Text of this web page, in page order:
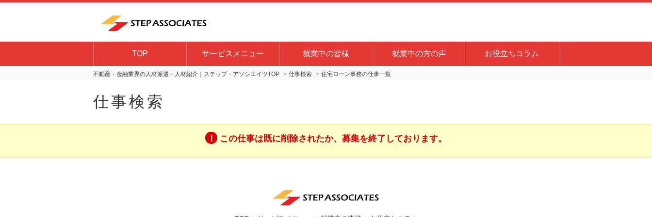
TOP サービスメニュー 就業中の皆様 就業中の方の声 お役立ちコラム
不動産・金融業界の人材派遣・人材紹介｜ステップ・アソシエイツTOP 仕事検索 住宅ローン事務の仕事一覧
仕事検索
この仕事は既に削除されたか、募集を終了しております。